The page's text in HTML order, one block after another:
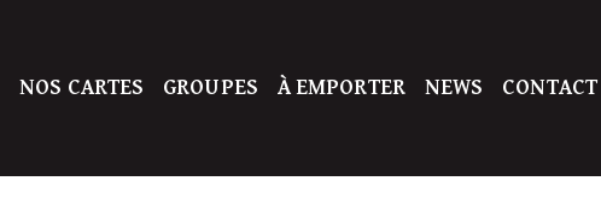
NOS CARTES GROUPES À EMPORTER NEWS CONTACT